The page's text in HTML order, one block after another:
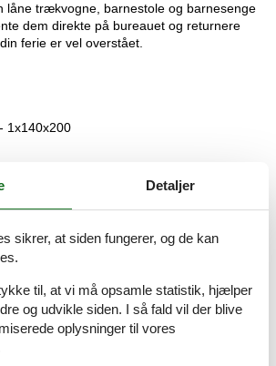
låne trækvogne, barnestole og barnesenge
dem direkte på bureauet og returnere
ferie er vel overstået.
1x140x200
1x180x200
1x80x180
Detaljer
sikrer, at siden fungerer, og de kan
til, at vi må opsamle statistik, hjælper
og udvikle siden. I så fald vil der blive
oplysninger til vores